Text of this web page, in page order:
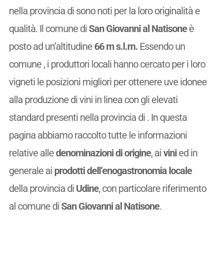
nella provincia di sono noti per la loro originalità e
qualità. Il comune diSan Giovanni al Natisoneè
posto ad un’altitudine 66 m s.l.m.Essendo un
comune , i produttori locali hanno cercato per i loro
vigneti le posizioni migliori per ottenere uve idonee
alla produzione di vini in linea con gli elevati
standard presenti nella provincia di . In questa
pagina abbiamo raccolto tutte le informazioni
relative alledenominazioni di origine, aivinied in
generale ai prodotti dell’enogastronomia locale
della provincia di Udine, con particolare riferimento
al comune diSan Giovanni al Natisone.